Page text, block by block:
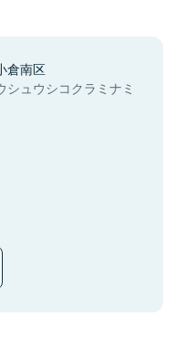
倉南区
シュウシコクラミナミ